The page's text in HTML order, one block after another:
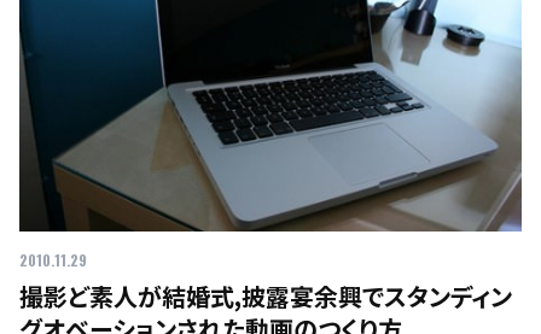
2010.11.29
撮影ど素人が結婚式,披露宴余興でスタンディン